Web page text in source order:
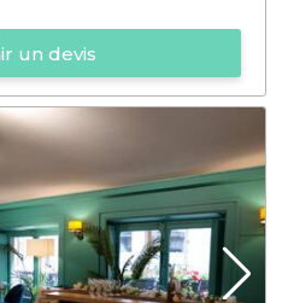
un devis